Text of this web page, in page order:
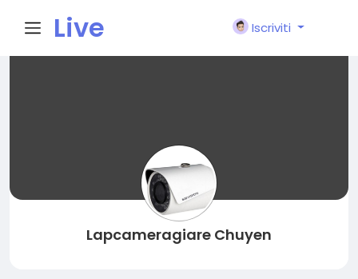
Live
Iscriviti
Lapcameragiare Chuyen